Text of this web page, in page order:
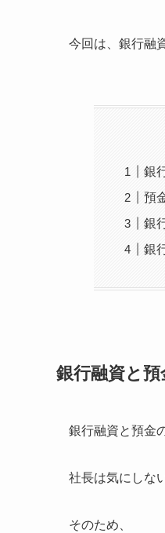
今回は、銀行融
銀
預
銀
銀
銀行融資と
銀行融資と預金
社長は気にしな
そのため、